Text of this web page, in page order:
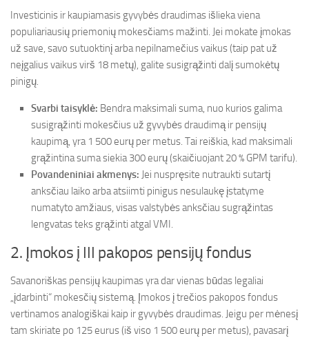
Investicinis ir kaupiamasis gyvybės draudimas išlieka viena
populiariausių priemonių mokesčiams mažinti. Jei mokate įmokas
už save, savo sutuoktinį arba nepilnamečius vaikus (taip pat už
neįgalius vaikus virš 18 metų), galite susigrąžinti dalį sumokėtų
pinigų.
Svarbi taisyklė: Bendra maksimali suma, nuo kurios galima
susigrąžinti mokesčius už gyvybės draudimą ir pensijų
kaupimą, yra 1 500 eurų per metus. Tai reiškia, kad maksimali
grąžintina suma siekia 300 eurų (skaičiuojant 20 % GPM tarifu).
Povandeniniai akmenys: Jei nuspręsite nutraukti sutartį
anksčiau laiko arba atsiimti pinigus nesulaukę įstatyme
numatyto amžiaus, visas valstybės anksčiau sugrąžintas
lengvatas teks grąžinti atgal VMI.
2. Įmokos į III pakopos pensijų fondus
Savanoriškas pensijų kaupimas yra dar vienas būdas legaliai
„įdarbinti“ mokesčių sistemą. Įmokos į trečios pakopos fondus
vertinamos analogiškai kaip ir gyvybės draudimas. Jeigu per mėnesį
tam skiriate po 125 eurus (iš viso 1 500 eurų per metus), pavasarį